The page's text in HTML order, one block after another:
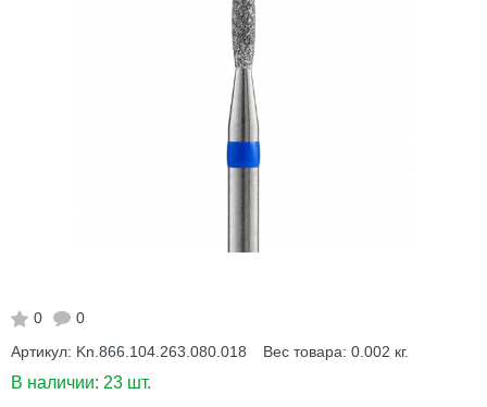
0
0
Артикул: Kn.866.104.263.080.018 Вес товара: 0.002 кг.
В наличии: 23 шт.